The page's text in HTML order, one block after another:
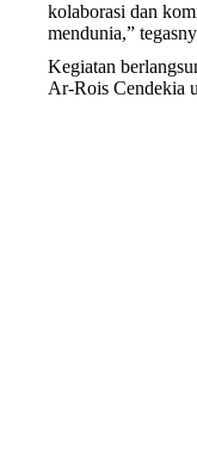
kolaborasi dan
mendunia,”
Kegiatan
Ar-Rois Cendekia